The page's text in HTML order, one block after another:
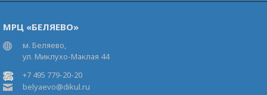
МРЦ «БЕЛЯЕВО»
м. Беляево,
ул. Миклухо-Маклая 44
+7 495 779-20-20
belyaevo@dikul.ru